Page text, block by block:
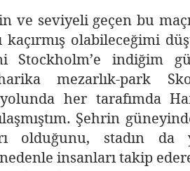
ve seviyeli geçen bu
kaçırmış olabileceğimi
Stockholm’e indiğim
mezarlık-park
her tarafımda
Şehrin
olduğunu, stadın da
insanları takip